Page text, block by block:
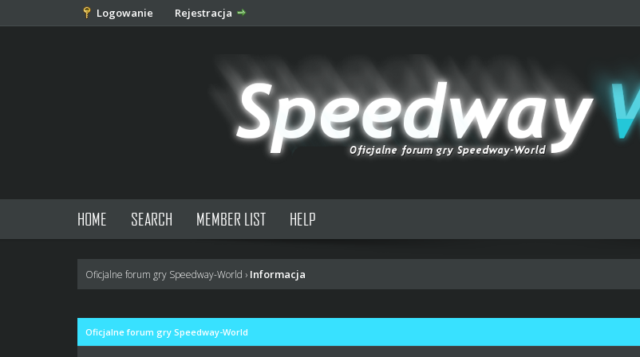
Logowanie Rejestracja
HOME SEARCH MEMBER LIST HELP
Oficjalne forum gry Speedway-World › Informacja
Oficjalne forum gry Speedway-World